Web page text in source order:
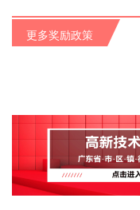
更多奖励政策